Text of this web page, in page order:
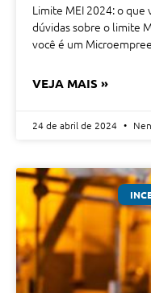
Limite MEI 2024: o que
dúvidas sobre o limite
você é um
VEJA MAIS »
24 de abril de 2024